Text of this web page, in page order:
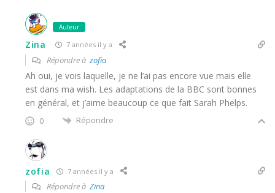
Auteur
Zina 7 années il y a
Répondre à zofia
Ah oui, je vois laquelle, je ne l’ai pas encore vue mais elle
est dans ma wish. Les adaptations de la BBC sont bonnes
en général, et j’aime beaucoup ce que fait Sarah Phelps.
0 Répondre
zofia 7 années il y a
Répondre à Zina